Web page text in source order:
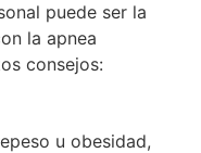
puede ser la
la apnea
consejos:
u obesidad,